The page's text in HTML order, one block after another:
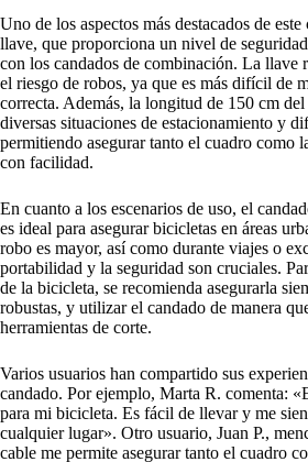
Uno de los aspectos más destacados de
llave, que proporciona un nivel de
con los candados de combinación. La llave
el riesgo de robos, ya que es más difícil de
correcta. Además, la longitud de 150 cm del
diversas situaciones de estacionamiento y
permitiendo asegurar tanto el cuadro como
con facilidad.
En cuanto a los escenarios de uso, el
es ideal para asegurar bicicletas en áreas
robo es mayor, así como durante viajes o
portabilidad y la seguridad son cruciales.
de la bicicleta, se recomienda asegurarla
robustas, y utilizar el candado de manera
herramientas de corte.
Varios usuarios han compartido sus
candado. Por ejemplo, Marta R. comenta:
para mi bicicleta. Es fácil de llevar y me
cualquier lugar». Otro usuario, Juan P.,
cable me permite asegurar tanto el cuadro